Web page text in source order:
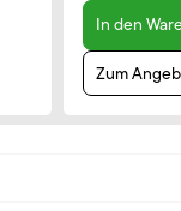
In den
Zum